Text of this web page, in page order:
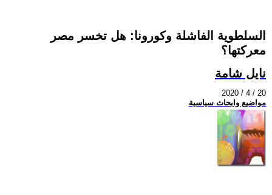
السلطوية الفاشلة وكورونا: هل تخسر مصر
معركتها؟
نايل شامة
2020 / 4 / 20
مواضيع وابحاث سياسية